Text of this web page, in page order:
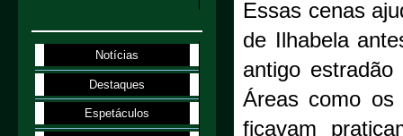
Essas cenas
de Ilhabela
antigo
Áreas como os
ficavam
Notícias
Destaques
Espetáculos